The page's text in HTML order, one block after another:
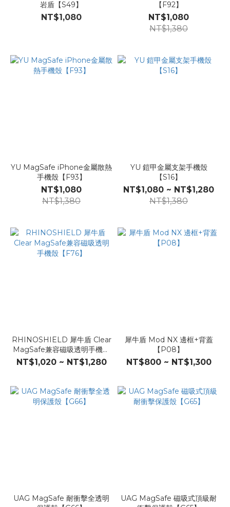
岩盾【S49】
NT$1,080
【F92】
NT$1,080
NT$1,380
YU MagSafe iPhone金屬散熱
手機殼【F93】
NT$1,080
NT$1,380
YU 鎧甲金屬支架手機殼
【S16】
NT$1,080 ~ NT$1,280
NT$1,380
RHINOSHIELD 犀牛盾 Clear
MagSafe兼容磁吸透明手機殼
【F76】
NT$1,020 ~ NT$1,280
犀牛盾 Mod NX 邊框+背蓋
【P08】
NT$800 ~ NT$1,300
UAG MagSafe 耐衝擊全透明
UAG MagSafe 磁吸式頂級耐